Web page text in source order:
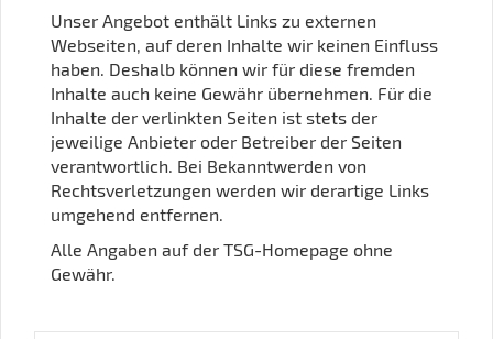
Unser Angebot enthält Links zu externen
Webseiten, auf deren Inhalte wir keinen Einfluss
haben. Deshalb können wir für diese fremden
Inhalte auch keine Gewähr übernehmen. Für die
Inhalte der verlinkten Seiten ist stets der
jeweilige Anbieter oder Betreiber der Seiten
verantwortlich. Bei Bekanntwerden von
Rechtsverletzungen werden wir derartige Links
umgehend entfernen.
Alle Angaben auf der TSG-Homepage ohne
Gewähr.